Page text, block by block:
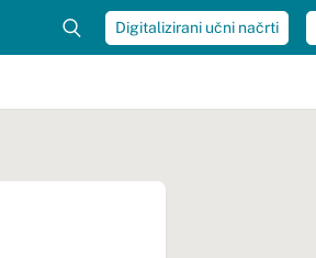
Digitalizirani učni načrti